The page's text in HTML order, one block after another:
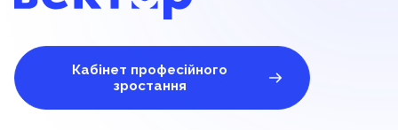
Кабінет професійного
зростання